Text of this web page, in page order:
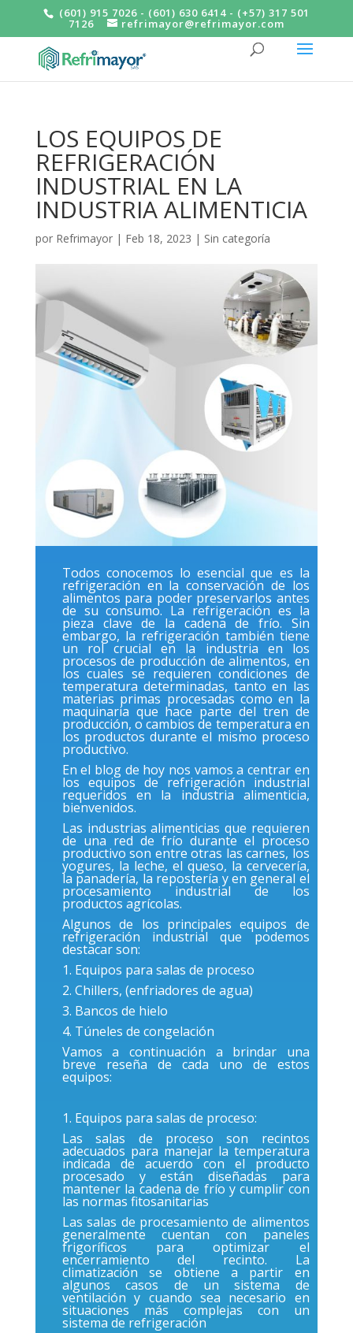
(601) 915 7026 - (601) 630 6414 - (+57) 317 501
7126 refrimayor@refrimayor.com
LOS EQUIPOS DE
REFRIGERACIÓN
INDUSTRIAL EN LA
INDUSTRIA ALIMENTICIA
por Refrimayor| Feb 18, 2023 | Sin categoría
Todos conocemos lo esencial que es la
refrigeración en la conservación de los
alimentos para poder preservarlos antes
de su consumo. La refrigeración es la
pieza clave de la cadena de frío. Sin
embargo, la refrigeración también tiene
un rol crucial en la industria en los
procesos de producción de alimentos, en
los cuales se requieren condiciones de
temperatura determinadas, tanto en las
materias primas procesadas como en la
maquinaria que hace parte del tren de
producción, o cambios de temperatura en
los productos durante el mismo proceso
productivo.
En el blog de hoy nos vamos a centrar en
los equipos de refrigeración industrial
requeridos en la industria alimenticia,
bienvenidos.
Las industrias alimenticias que requieren
de una red de frío durante el proceso
productivo son entre otras las carnes, los
yogures, la leche, el queso, la cervecería,
la panadería, la repostería y en general el
procesamiento industrial de los
productos agrícolas.
Algunos de los principales equipos de
refrigeración industrial que podemos
destacar son:
1. Equipos para salas de proceso
2. Chillers, (enfriadores de agua)
3. Bancos de hielo
4. Túneles de congelación
Vamos a continuación a brindar una
breve reseña de cada uno de estos
equipos:
1. Equipos para salas de proceso:
Las salas de proceso son recintos
adecuados para manejar la temperatura
indicada de acuerdo con el producto
procesado y están diseñadas para
mantener la cadena de frío y cumplir con
las normas fitosanitarias
Las salas de procesamiento de alimentos
generalmente cuentan con paneles
frigoríficos para optimizar el
encerramiento del recinto. La
climatización se obtiene a partir en
algunos casos de un sistema de
ventilación y cuando sea necesario en
situaciones más complejas con un
sistema de refrigeración